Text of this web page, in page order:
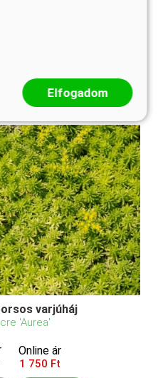
svájci eredetű,
belőle! Külső
fel ...
varjúháj
'Aurea'
Online ár
1 750 Ft
Elfogadom